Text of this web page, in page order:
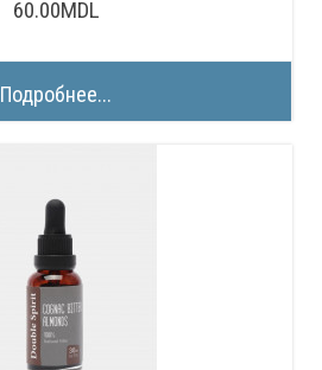
60.00MDL
Подробнее...